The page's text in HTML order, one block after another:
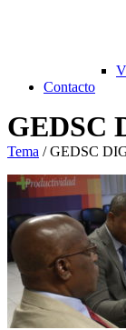
Contacto
GEDSC
Tema /GEDSC